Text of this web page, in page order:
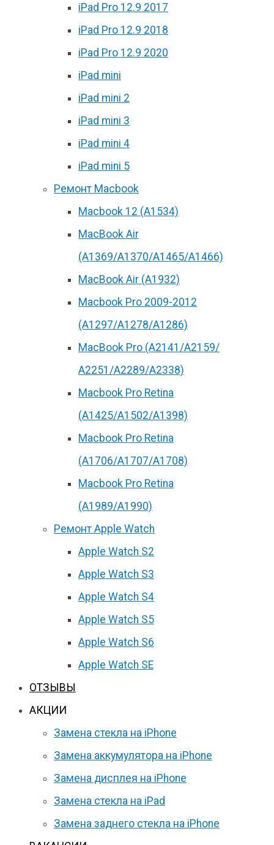
iPad Pro 12.9 2017
iPad Pro 12.9 2018
iPad Pro 12.9 2020
iPad mini
iPad mini 2
iPad mini 3
iPad mini 4
iPad mini 5
Ремонт Macbook
Macbook 12 (А1534)
MacBook Air
(A1369/A1370/A1465/A1466)
MacBook Air (A1932)
Macbook Pro 2009-2012
(A1297/A1278/A1286)
MacBook Pro (А2141/А2159/
А2251/A2289/A2338)
Macbook Pro Retina
(А1425/A1502/A1398)
Macbook Pro Retina
(А1706/A1707/A1708)
Macbook Pro Retina
(А1989/A1990)
Ремонт Apple Watch
Apple Watch S2
Apple Watch S3
Apple Watch S4
Apple Watch S5
Apple Watch S6
Apple Watch SE
ОТЗЫВЫ
АКЦИИ
Замена стекла на iPhone
Замена аккумулятора на iPhone
Замена дисплея на iPhone
Замена стекла на iPad
Замена заднего стекла на iPhone